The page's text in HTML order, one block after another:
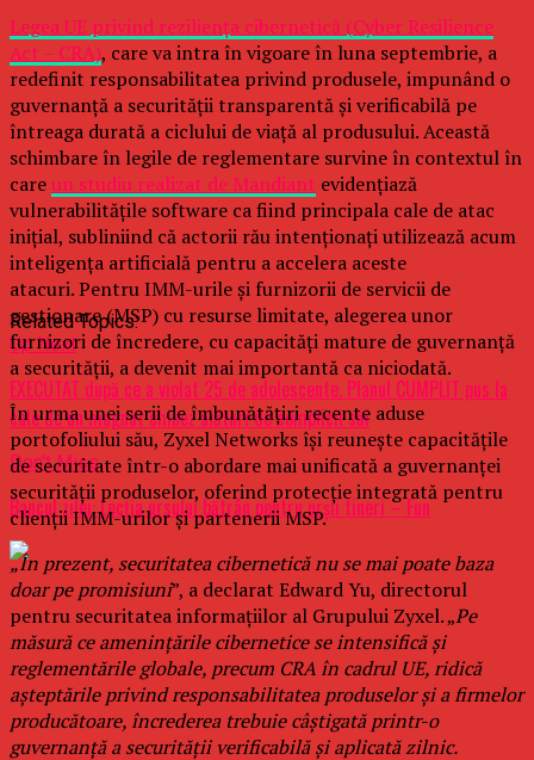
Related Topics:
Up Next
EXECUTAT după ce a violat 25 de adolescente. Planul CUMPLIT pus la
cale de un magnat chinez alături de complicii săi
Don't Miss
Bancul zilei: Lecția ursului bătrân pentru urșii tineri – Fun
Legea UE privind reziliența cibernetică (Cyber Resilience
Act – CRA), care va intra în vigoare în luna septembrie, a
redefinit responsabilitatea privind produsele, impunând o
guvernanță a securității transparentă și verificabilă pe
întreaga durată a ciclului de viață al produsului. Această
schimbare în legile de reglementare survine în contextul în
careun studiu realizat de Mandiant evidențiază
vulnerabilitățile software ca fiind principala cale de atac
inițial, subliniind că actorii rău intenționați utilizează acum
inteligența artificială pentru a accelera aceste
atacuri. Pentru IMM-urile și furnizorii de servicii de
gestionare (MSP) cu resurse limitate, alegerea unor
furnizori de încredere, cu capacități mature de guvernanță
a securității, a devenit mai importantă ca niciodată.
În urma unei serii de îmbunătățiri recente aduse
portofoliului său, Zyxel Networks își reunește capacitățile
de securitate într-o abordare mai unificată a guvernanței
securității produselor, oferind protecție integrată pentru
clienții IMM-urilor și partenerii MSP.
„În prezent, securitatea cibernetică nu se mai poate baza
doar pe promisiuni”, a declarat Edward Yu, directorul
pentru securitatea informațiilor al Grupului Zyxel. „Pe
măsură ce amenințările cibernetice se intensifică și
reglementările globale, precum CRA în cadrul UE, ridică
așteptările privind responsabilitatea produselor și a firmelor
producătoare, încrederea trebuie câștigată printr-o
guvernanță a securității verificabilă și aplicată zilnic.